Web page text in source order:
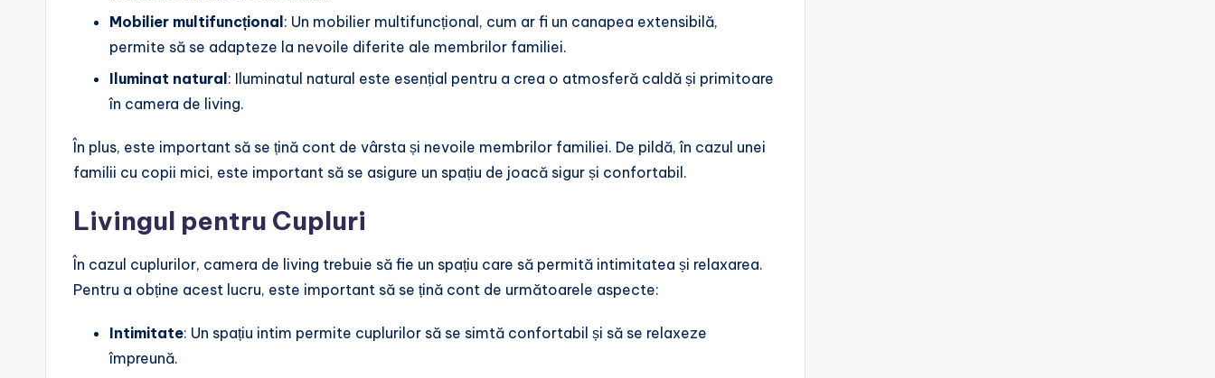
Mobilier multifuncțional : Un mobilier multifuncțional, cum ar fi un canapea extensibilă,
permite să se adapteze la nevoile diferite ale membrilor familiei.
Iluminat natural: Iluminatul natural este esențial pentru a crea o atmosferă caldă și primitoare
în camera de living.
În plus, este important să se țină cont de vârsta și nevoile membrilor familiei. De pildă, în cazul unei
familii cu copii mici, este important să se asigure un spațiu de joacă sigur și confortabil.
Livingul pentru Cupluri
În cazul cuplurilor, camera de living trebuie să fie un spațiu care să permită intimitatea și relaxarea.
Pentru a obține acest lucru, este important să se țină cont de următoarele aspecte:
Intimitate: Un spațiu intim permite cuplurilor să se simtă confortabil și să se relaxeze
împreună.